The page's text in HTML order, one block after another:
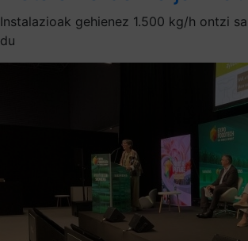
Instalazioak gehienez 1.500 kg/h ontzi
du